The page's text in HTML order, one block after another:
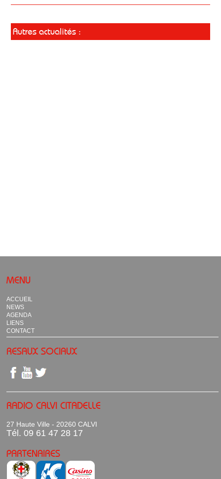
Autres actualités :
MENU
ACCUEIL
NEWS
AGENDA
LIENS
CONTACT
RESAUX SOCIAUX
RADIO CALVI CITADELLE
27 Haute Ville - 20260 CALVI
Tél. 09 61 47 28 17
PARTENAIRES